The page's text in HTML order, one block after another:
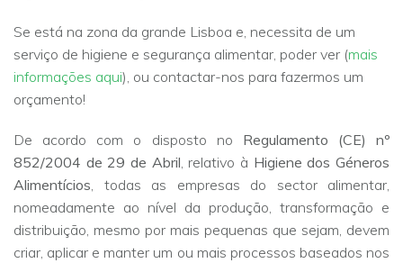
Se está na zona da grande Lisboa e, necessita de um
serviço de higiene e segurança alimentar, poder ver (mais
informações aqui), ou contactar-nos para fazermos um
orçamento!
De acordo com o disposto no Regulamento (CE) nº
852/2004 de 29 de Abril, relativo à Higiene dos Géneros
Alimentícios, todas as empresas do sector alimentar,
nomeadamente ao nível da produção, transformação e
distribuição, mesmo por mais pequenas que sejam, devem
criar, aplicar e manter um ou mais processos baseados nos